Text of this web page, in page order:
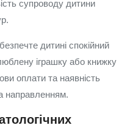
супроводу дитини
дитині спокійний
іграшку або книжку
оплати та наявність
направленням.